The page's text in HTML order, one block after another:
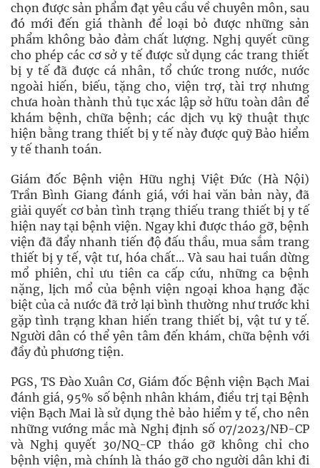
chọn được sản phẩm đạt yêu cầu về chuyên môn, sau
đó mới đến giá thành để loại bỏ được những sản
phẩm không bảo đảm chất lượng. Nghị quyết cũng
cho phép các cơ sở y tế được sử dụng các trang thiết
bị y tế đã được cá nhân, tổ chức trong nước, nước
ngoài hiến, biếu, tặng cho, viện trợ, tài trợ nhưng
chưa hoàn thành thủ tục xác lập sở hữu toàn dân để
khám bệnh, chữa bệnh; các dịch vụ kỹ thuật thực
hiện bằng trang thiết bị y tế này được quỹ Bảo hiểm
y tế thanh toán.
Giám đốc Bệnh viện Hữu nghị Việt Ðức (Hà Nội)
Trần Bình Giang đánh giá, với hai văn bản này, đã
giải quyết cơ bản tình trạng thiếu trang thiết bị y tế
hiện nay tại bệnh viện. Ngay khi được tháo gỡ, bệnh
viện đã đẩy nhanh tiến độ đấu thầu, mua sắm trang
thiết bị y tế, vật tư, hóa chất... Và sau hai tuần dừng
mổ phiên, chỉ ưu tiên ca cấp cứu, những ca bệnh
nặng, lịch mổ của bệnh viện ngoại khoa hạng đặc
biệt của cả nước đã trở lại bình thường như trước khi
gặp tình trạng khan hiến trang thiết bị, vật tư y tế.
Người dân có thể yên tâm đến khám, chữa bệnh với
đầy đủ phương tiện.
PGS, TS Ðào Xuân Cơ, Giám đốc Bệnh viện Bạch Mai
đánh giá, 95% số bệnh nhân khám, điều trị tại Bệnh
viện Bạch Mai là sử dụng thẻ bảo hiểm y tế, cho nên
những vướng mắc mà Nghị định số 07/2023/NÐ-CP
và Nghị quyết 30/NQ-CP tháo gỡ không chỉ cho
bệnh viện, mà chính là tháo gỡ cho người dân khi đi